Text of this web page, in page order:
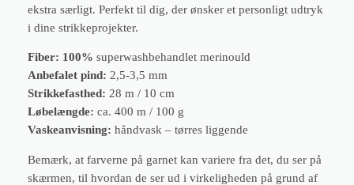
a
r
–
M
e
r
m
a
i
ekstra særligt. Perfekt til dig, der ønsker et personligt udtryk
i dine strikkeprojekter.
Fiber: 100% superwashbehandlet merinould
Anbefalet pind: 2,5-3,5 mm
Strikkefasthed: 28 m / 10 cm
Løbelængde: ca. 400 m / 100 g
Vaskeanvisning: håndvask – tørres liggende
Bemærk, at farverne på garnet kan variere fra det, du ser på
skærmen, til hvordan de ser ud i virkeligheden på grund af